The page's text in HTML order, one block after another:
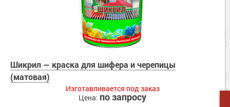
Шикрил — краска для шифера и черепицы
(матовая)
Изготавливается под заказ
Цена: по запросу